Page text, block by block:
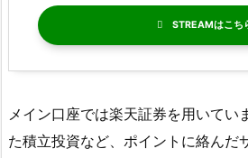
STREAM
メイン口座では楽天証券を用いてい
た積立投資など、ポイントに絡んだ